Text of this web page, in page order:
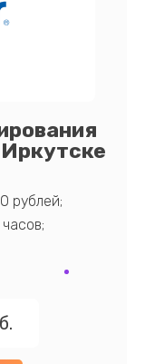
рублей;